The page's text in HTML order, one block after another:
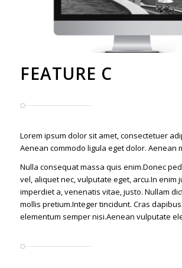
FEATURE C
Lorem ipsum dolor sit amet, consectetuer
Aenean commodo ligula eget dolor. Aenean
Nulla consequat massa quis enim.Donec
vel, aliquet nec, vulputate eget, arcu.In enim
imperdiet a, venenatis vitae, justo. Nullam
mollis pretium.Integer tincidunt. Cras
elementum semper nisi.Aenean vulputate